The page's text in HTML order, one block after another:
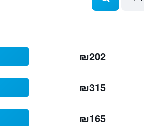
₪202
₪315
₪165